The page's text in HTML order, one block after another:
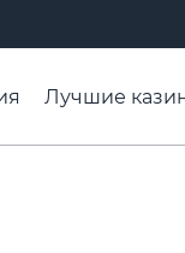
Лучшие